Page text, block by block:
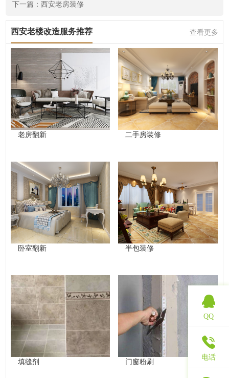
下一篇：西安老房装修
西安老楼改造服务推荐 查看更多
老房翻新 二手房装修
卧室翻新 半包装修
填缝剂 门窗粉刷
QQ
电话